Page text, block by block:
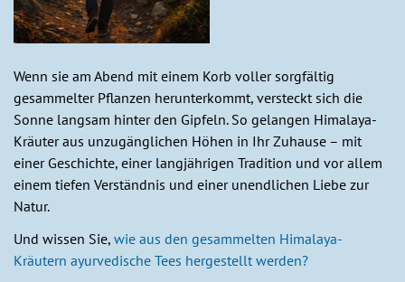
Wenn sie am Abend mit einem Korb voller sorgfältig
gesammelter Pflanzen herunterkommt, versteckt sich die
Sonne langsam hinter den Gipfeln. So gelangen Himalaya-
Kräuter aus unzugänglichen Höhen in Ihr Zuhause – mit
einer Geschichte, einer langjährigen Tradition und vor allem
einem tiefen Verständnis und einer unendlichen Liebe zur
Natur.
Und wissen Sie, wie aus den gesammelten Himalaya-
Kräutern ayurvedische Tees hergestellt werden?